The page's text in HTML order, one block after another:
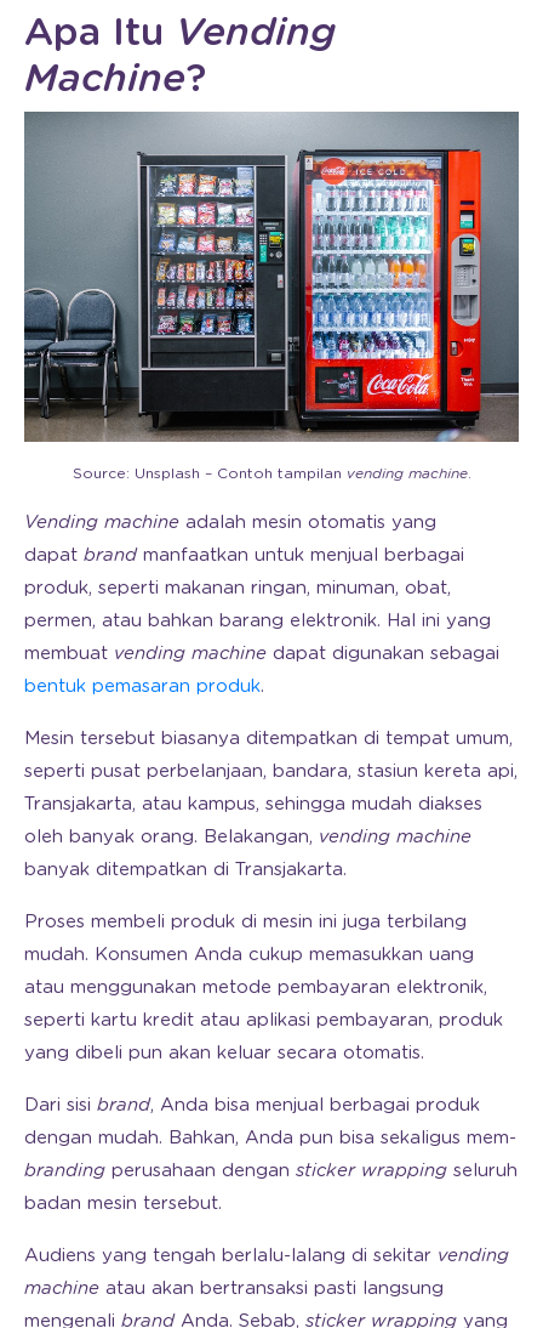
Apa Itu Vending
Machine?
Source: Unsplash – Contoh tampilan vending machine.
Vending machine adalah mesin otomatis yang
dapat brand manfaatkan untuk menjual berbagai
produk, seperti makanan ringan, minuman, obat,
permen, atau bahkan barang elektronik. Hal ini yang
membuat vending machine dapat digunakan sebagai
bentuk pemasaran produk.
Mesin tersebut biasanya ditempatkan di tempat umum,
seperti pusat perbelanjaan, bandara, stasiun kereta api,
Transjakarta, atau kampus, sehingga mudah diakses
oleh banyak orang. Belakangan, vending machine
banyak ditempatkan di Transjakarta.
Proses membeli produk di mesin ini juga terbilang
mudah. Konsumen Anda cukup memasukkan uang
atau menggunakan metode pembayaran elektronik,
seperti kartu kredit atau aplikasi pembayaran, produk
yang dibeli pun akan keluar secara otomatis.
Dari sisi brand, Anda bisa menjual berbagai produk
dengan mudah. Bahkan, Anda pun bisa sekaligus mem-
branding perusahaan dengan sticker wrapping seluruh
badan mesin tersebut.
Audiens yang tengah berlalu-lalang di sekitar vending
machine atau akan bertransaksi pasti langsung
mengenali brandAnda. Sebab, sticker wrapping yang